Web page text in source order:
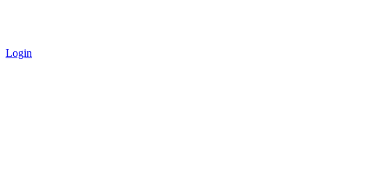
Login